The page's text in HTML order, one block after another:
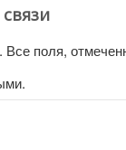
поля,